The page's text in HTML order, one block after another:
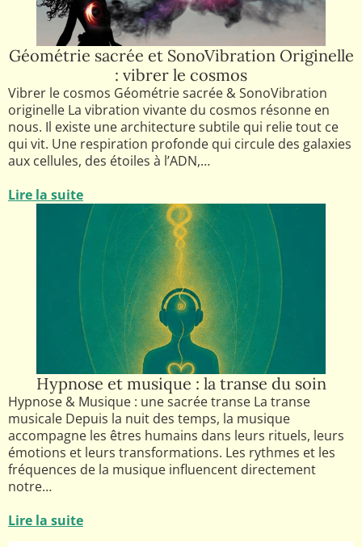
Géométrie sacrée et SonoVibration Originelle
: vibrer le cosmos
Vibrer le cosmos Géométrie sacrée & SonoVibration
originelle La vibration vivante du cosmos résonne en
nous. Il existe une architecture subtile qui relie tout ce
qui vit. Une respiration profonde qui circule des galaxies
aux cellules, des étoiles à l’ADN,…
Lire la suite
Hypnose et musique : la transe du soin
Hypnose & Musique : une sacrée transe La transe
musicale Depuis la nuit des temps, la musique
accompagne les êtres humains dans leurs rituels, leurs
émotions et leurs transformations. Les rythmes et les
fréquences de la musique influencent directement
notre…
Lire la suite